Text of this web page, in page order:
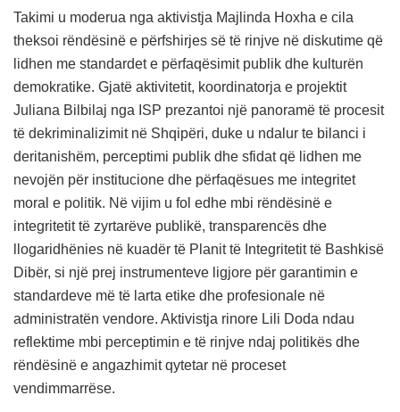
Takimi u moderua nga aktivistja Majlinda Hoxha e cila
theksoi rëndësinë e përfshirjes së të rinjve në diskutime që
lidhen me standardet e përfaqësimit publik dhe kulturën
demokratike. Gjatë aktivitetit, koordinatorja e projektit
Juliana Bilbilaj nga ISP prezantoi një panoramë të procesit
të dekriminalizimit në Shqipëri, duke u ndalur te bilanci i
deritanishëm, perceptimi publik dhe sfidat që lidhen me
nevojën për institucione dhe përfaqësues me integritet
moral e politik. Në vijim u fol edhe mbi rëndësinë e
integritetit të zyrtarëve publikë, transparencës dhe
llogaridhënies në kuadër të Planit të Integritetit të Bashkisë
Dibër, si një prej instrumenteve ligjore për garantimin e
standardeve më të larta etike dhe profesionale në
administratën vendore. Aktivistja rinore Lili Doda ndau
reflektime mbi perceptimin e të rinjve ndaj politikës dhe
rëndësinë e angazhimit qytetar në proceset
vendimmarrëse.